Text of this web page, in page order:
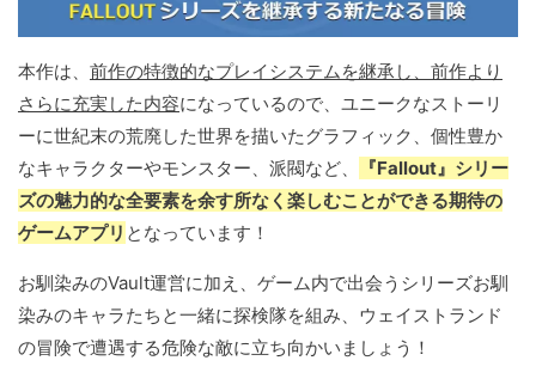
本作は、 前作の特徴的なプレイシステムを継承し、前作より
さらに充実した内容になっているので、ユニークなストーリ
ーに世紀末の荒廃した世界を描いたグラフィック、個性豊か
なキャラクターやモンスター、派閥など、
『Fallout』シリー
ズの魅力的な全要素を余す所なく楽しむことができる期待の
ゲームアプリ となっています！
お馴染みのVault運営に加え、ゲーム内で出会うシリーズお馴
染みのキャラたちと一緒に探検隊を組み、ウェイストランド
の冒険で遭遇する危険な敵に立ち向かいましょう！